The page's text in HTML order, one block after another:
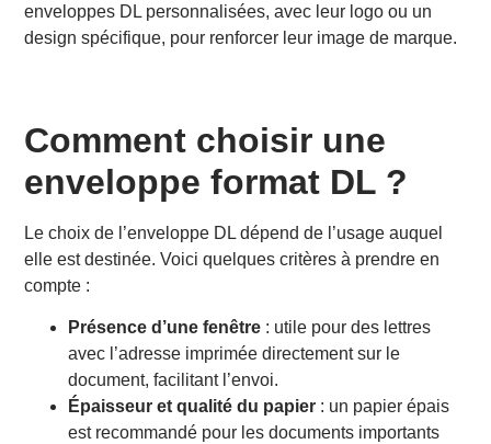
enveloppes DL personnalisées, avec leur logo ou un
design spécifique, pour renforcer leur image de marque.
Comment choisir une
enveloppe format DL ?
Le choix de l’enveloppe DL dépend de l’usage auquel
elle est destinée. Voici quelques critères à prendre en
compte :
Présence d’une fenêtre : utile pour des lettres
avec l’adresse imprimée directement sur le
document, facilitant l’envoi.
Épaisseur et qualité du papier : un papier épais
est recommandé pour les documents importants